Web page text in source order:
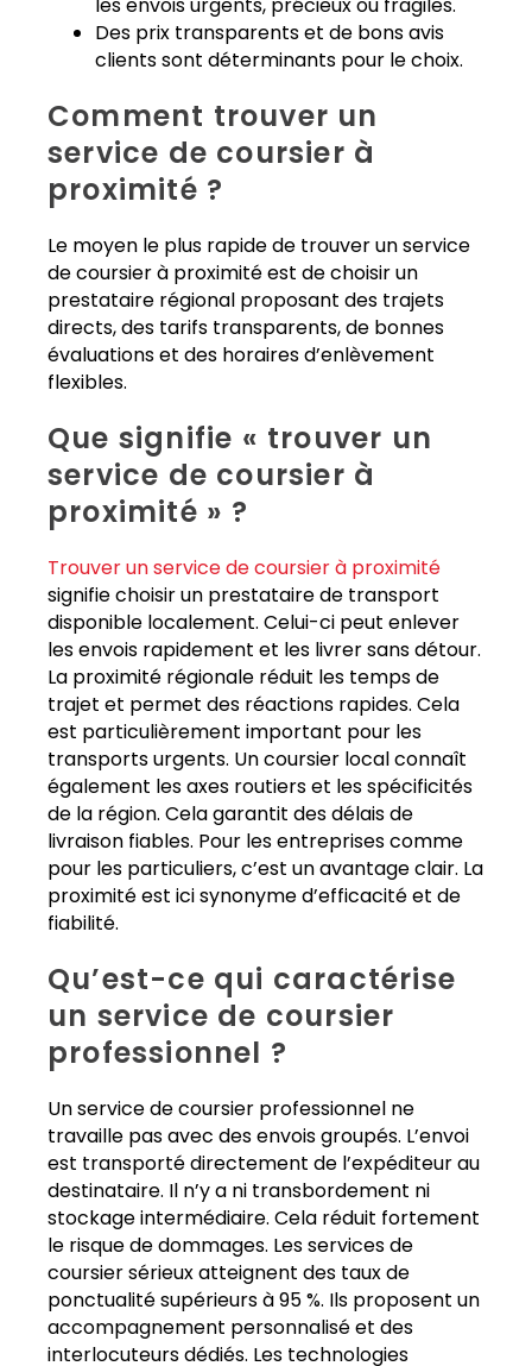
les envois urgents, précieux ou fragiles.
Des prix transparents et de bons avis
clients sont déterminants pour le choix.
Comment trouver un
service de coursier à
proximité ?
Le moyen le plus rapide de trouver un service
de coursier à proximité est de choisir un
prestataire régional proposant des trajets
directs, des tarifs transparents, de bonnes
évaluations et des horaires d’enlèvement
flexibles.
Que signifie « trouver un
service de coursier à
proximité » ?
Trouver un service de coursier à proximité
signifie choisir un prestataire de transport
disponible localement. Celui-ci peut enlever
les envois rapidement et les livrer sans détour.
La proximité régionale réduit les temps de
trajet et permet des réactions rapides. Cela
est particulièrement important pour les
transports urgents. Un coursier local connaît
également les axes routiers et les spécificités
de la région. Cela garantit des délais de
livraison fiables. Pour les entreprises comme
pour les particuliers, c’est un avantage clair. La
proximité est ici synonyme d’efficacité et de
fiabilité.
Qu’est-ce qui caractérise
un service de coursier
professionnel ?
Un service de coursier professionnel ne
travaille pas avec des envois groupés. L’envoi
est transporté directement de l’expéditeur au
destinataire. Il n’y a ni transbordement ni
stockage intermédiaire. Cela réduit fortement
le risque de dommages. Les services de
coursier sérieux atteignent des taux de
ponctualité supérieurs à 95 %. Ils proposent un
accompagnement personnalisé et des
interlocuteurs dédiés. Les technologies